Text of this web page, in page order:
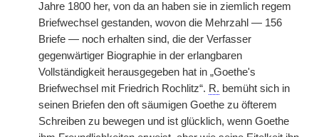
Jahre 1800 her, von da an haben sie in ziemlich regem
Briefwechsel gestanden, wovon die Mehrzahl — 156
Briefe — noch erhalten sind, die der Verfasser
gegenwärtiger Biographie in der erlangbaren
Vollständigkeit herausgegeben hat in „Goethe's
Briefwechsel mit Friedrich Rochlitz“. R. bemüht sich in
seinen Briefen den oft säumigen Goethe zu öfterem
Schreiben zu bewegen und ist glücklich, wenn Goethe